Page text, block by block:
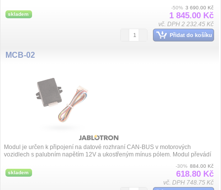
skladem
-50% 3 690.00 Kč
1 845.00 Kč
vč. DPH 2 232.45 Kč
Přidat do košíku
MCB-02
Modul je určen k připojení na datové rozhraní CAN-BUS v motorových
vozidlech s palubním napětím 12V a ukostřeným mínus pólem. Modul převádí
skladem
-30% 884.00 Kč
618.80 Kč
vč. DPH 748.75 Kč